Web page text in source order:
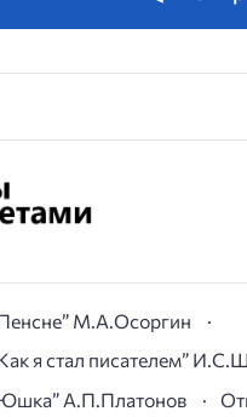
М.А.Осоргин
я стал писателем”
А.П.Платонов